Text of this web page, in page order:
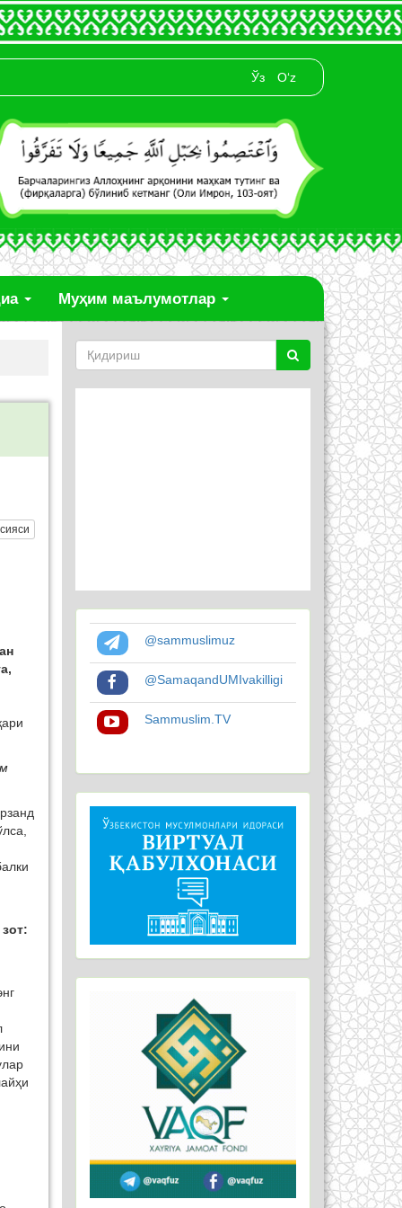
Ўз O‘z
Муҳим маълумотлар
@sammuslimuz
@SamaqandUMIvakilligi
Sammuslim.TV